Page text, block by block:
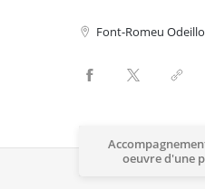
Font-Romeu
oeuvre d'une